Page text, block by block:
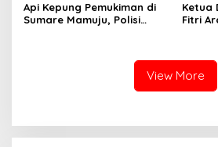
Api Kepung Pemukiman di
Sumare Mamuju, Polisi
Ketua
Fitri
View More